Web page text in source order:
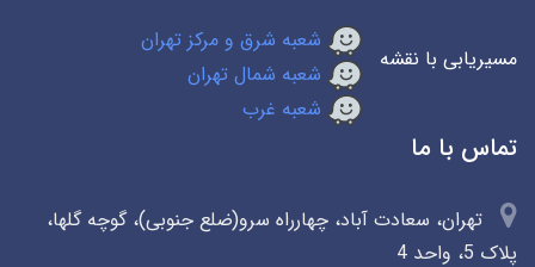
مسیریابی با نقشه
شعبه شرق و مرکز تهران
شعبه شمال تهران
شعبه غرب
تماس با ما
تهران، سعادت آباد، چهارراه سرو(ضلع جنوبی)، گوچه گلها،
پلاک 5، واحد 4